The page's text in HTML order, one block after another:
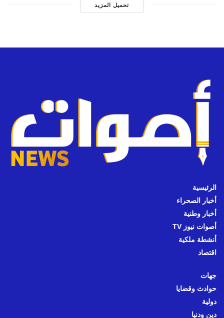
تحميل المزيد
الرئيسية
أخبار الصحراء
أخبار وطنية
أصوات نيوز TV
أنشطة ملكية
اقتصاد
جهات
حوادث وقضايا
دولية
دين ودنيا